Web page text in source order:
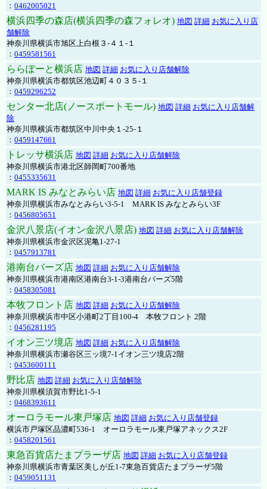
： 0462005021
横浜四季の森店(横浜四季の森フォレオ) 地図 詳細 お気に入り店
舗解除
神奈川県横浜市旭区上白根３-４１-１
： 0459581561
ららぽーと横浜店 地図 詳細 お気に入り店舗解除
神奈川県横浜市都筑区池辺町４０３５-１
： 0459296252
センター北店(ノースポートモール) 地図 詳細 お気に入り店舗解
除
神奈川県横浜市都筑区中川中央１-25-１
： 0459147661
トレッサ横浜店 地図 詳細 お気に入り店舗解除
神奈川県横浜市港北区師岡町700番地
： 0455335631
MARK IS みなとみらい店 地図 詳細 お気に入り店舗登録
神奈川県横浜市みなとみらい3-5-1 MARK IS みなとみらい3F
： 0456805651
金沢八景店(イオン金沢八景店) 地図 詳細 お気に入り店舗解除
神奈川県横浜市金沢区泥亀1-27-1
： 0457913781
港南台バーズ店 地図 詳細 お気に入り店舗解除
神奈川県横浜市港南区港南台3-1-3港南台バーズ5階
： 0458305081
本牧フロント店 地図 詳細 お気に入り店舗解除
神奈川県横浜市中区小港町2丁目100-4 本牧フロント 2階
： 0456281195
イオン三ツ境店 地図 詳細 お気に入り店舗解除
神奈川県横浜市瀬谷区三ッ境7-1イオン三ツ境店2階
： 0453600111
野比店 地図 詳細 お気に入り店舗解除
神奈川県横須賀市野比1-5-1
： 0468393611
オーロラモール東戸塚店 地図 詳細 お気に入り店舗登録
横浜市戸塚区品濃町536-1 オーロラモール東戸塚アネックス2F
： 0458201561
東急百貨店たまプラーザ店 地図 詳細 お気に入り店舗登録
神奈川県横浜市青葉区美しが丘1-7東急百貨店たまプラーザ5階
： 0459051131